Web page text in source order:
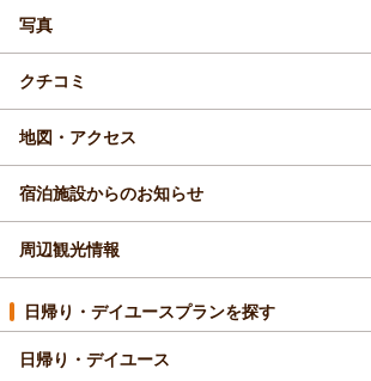
写真
クチコミ
地図・アクセス
宿泊施設からのお知らせ
周辺観光情報
日帰り・デイユースプランを探す
日帰り・デイユース